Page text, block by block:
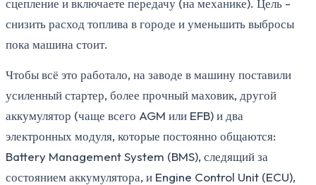
снизить расход топлива в городе и уменьшить выбросы
пока машина стоит.
Чтобы всё это работало, на заводе в машину поставили
усиленный стартер, более прочный маховик, другой
аккумулятор (чаще всего AGM или EFB) и два
электронных модуля, которые постоянно общаются:
Battery Management System (BMS), следящий за
состоянием аккумулятора, и Engine Control Unit (ECU),